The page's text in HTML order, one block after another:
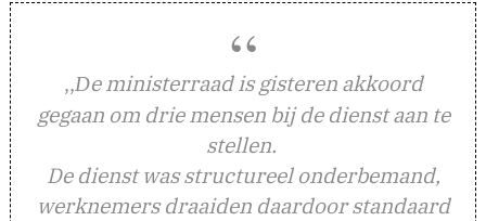
,,De ministerraad is gisteren akkoord
gegaan om drie mensen bij de dienst aan te
stellen.
De dienst was structureel onderbemand,
werknemers draaiden daardoor standaard